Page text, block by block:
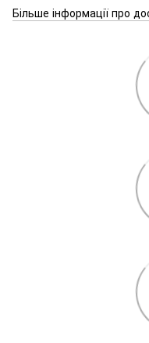
Більше інформації про